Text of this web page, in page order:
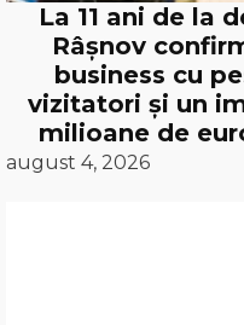
La 11 ani de la
Râșnov
business cu
vizitatori și un
milioane de
august 4, 2026